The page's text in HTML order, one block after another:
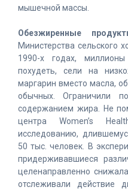
мышечной массы.
Обезжиренные
Министерства
1990-х годах,
похудеть, сели на
маргарин вместо масла,
обычных. Ограничили
содержанием жира. Не
центра Women’s
исследованию,
50 тыс. человек. В
придерживавшиеся
целенаправленно
отслеживали действие